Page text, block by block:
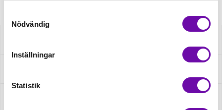
Nödvändig
Inställningar
Statistik